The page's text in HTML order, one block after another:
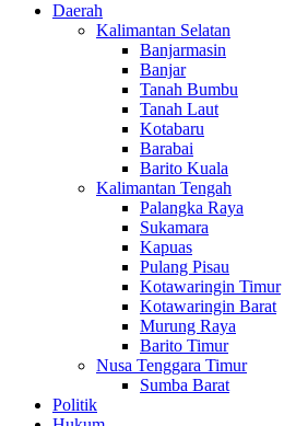
Daerah
Kalimantan Selatan
Banjarmasin
Banjar
Tanah Bumbu
Tanah Laut
Kotabaru
Barabai
Barito Kuala
Kalimantan Tengah
Palangka Raya
Sukamara
Kapuas
Pulang Pisau
Kotawaringin Timur
Kotawaringin Barat
Murung Raya
Barito Timur
Nusa Tenggara Timur
Sumba Barat
Politik